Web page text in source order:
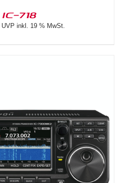
IC-718
UVP inkl. 19 % MwSt.